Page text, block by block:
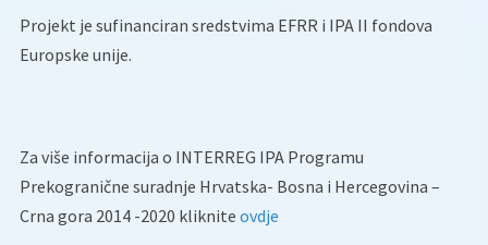
Projekt je sufinanciran sredstvima EFRR i IPA II fondova
Europske unije.
Za više informacija o INTERREG IPA Programu
Prekogranične suradnje Hrvatska- Bosna i Hercegovina –
Crna gora 2014 -2020 kliknite ovdje